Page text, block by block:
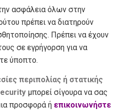
την ασφάλεια όλων στην
πρέπει να διατηρούν
Πρέπει να έχουν
σε εγρήγορση για να
ύποπτο.
περιπολίας ή στατικής
μπορεί σίγουρα να σας
προσφορά ή επικοινωνήστε